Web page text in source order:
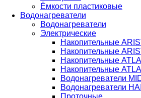
Ёмкости пластиковые
Водонагреватели
Водонагреватели
Электрические
Накопительные
Накопительные
Накопительные
Накопительные
Водонагреватели
Водонагреватели